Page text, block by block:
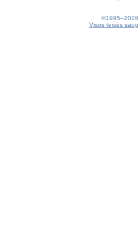
Visos teisės